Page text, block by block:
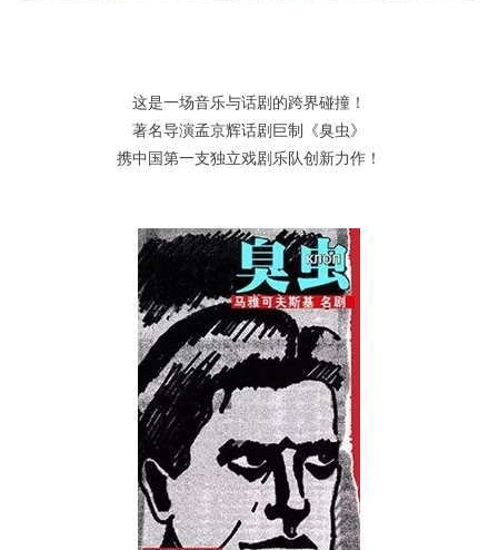
这是一场音乐与话剧的跨界碰撞！
著名导演孟京辉话剧巨制《臭虫》
携中国第一支独立戏剧乐队创新力作！